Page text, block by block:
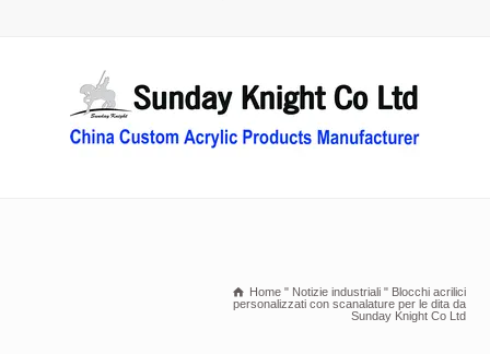
Home " Notizie industriali " Blocchi acrilici
personalizzati con scanalature per le dita da
Sunday Knight Co Ltd